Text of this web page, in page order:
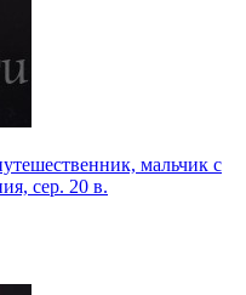
мальчик с
сер. 20 в.